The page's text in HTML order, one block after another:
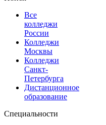
Все
колледжи
России
Колледжи
Москвы
Колледжи
Санкт-
Петербурга
Дистанционное
образование
Специальности